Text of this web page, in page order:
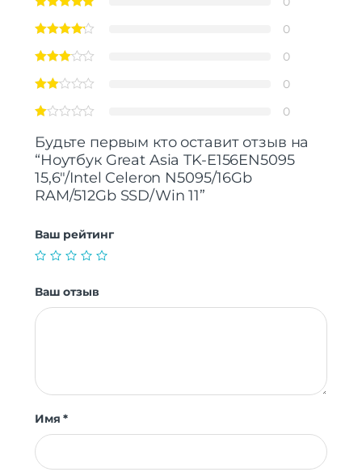
0
0
0
0
Будьте первым кто оставит отзыв на
“Ноутбук Great Asia TK-E156EN5095
15,6″/Intel Celeron N5095/16Gb
RAM/512Gb SSD/Win 11”
Ваш рейтинг
Ваш отзыв
Имя*